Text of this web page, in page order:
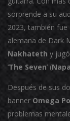
sorprende a su
2023, también
alemana de Dark
Nakhateth y
‘The Seven’ (
Después de sus
banner Omega
problemas